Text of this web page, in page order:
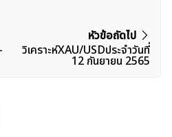
หัวข้อถัดไป
วิเคราะห์XAU/USDประจำวันที่
12 กันยายน 2565